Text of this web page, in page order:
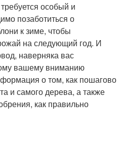
особый и
позаботиться о
к зиме, чтобы
на следующий год. И
наверняка вас
вашему вниманию
о том, как пошагово
и самого дерева, а также
как правильно